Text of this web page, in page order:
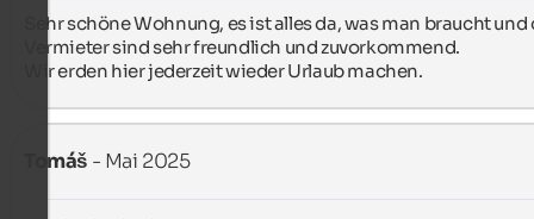
Sehr schöne Wohnung, es ist alles da, was man braucht und
Vermieter sind sehr freundlich und zuvorkommend.
Wir erden hier jederzeit wieder Urlaub machen.
Tomáš - Mai 2025